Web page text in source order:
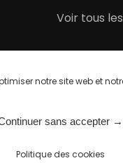
notre site web et
sans accepter →
Politique des cookies
Voir tous
site| Webdesign :